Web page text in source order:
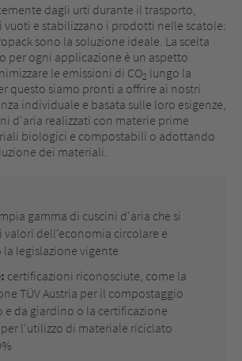
dagli urti durante il trasporto,
vuoti e stabilizzano i prodotti nelle scatole:
sono la soluzione ideale. La scelta
per ogni applicazione è un aspetto
le emissioni di CO2 lungo la
questo siamo pronti a offrire ai nostri
individuale e basata sulle loro esigenze,
d'aria realizzati con materie prime
biologici e compostabili o adottando
dei materiali.
gamma di cuscini d'aria che si
valori dell'economia circolare e
legislazione vigente
certificazioni riconosciute, come la
TÜV Austria per il compostaggio
e da giardino o la certificazione
per l'utilizzo di materiale riciclato